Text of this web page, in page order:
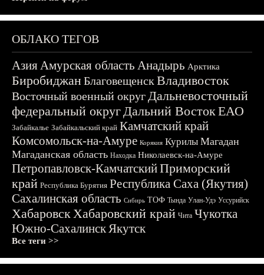
ОБЛАКО ТЕГОВ
АзияАмурская область Анадырь Арктика
БиробиджанБлаговещенскВладивосток
Восточный военный округДальневосточный
федеральный округДальний ВостокЕАО
Забайкалье Забайкальский край Камчатский край
Комсомольск-на-Амуре Корякия Курилы Магадан
Магаданская область Находка Николаевск-на-Амуре
Петропавловск-КамчатскийПриморский
край Республика Бурятия Республика Саха (Якутия)
Сахалинская область Сибирь ТОФ Тында Улан-Удэ Уссурийск
ХабаровскХабаровский край Чита Чукотка
Южно-СахалинскЯкутск
Все теги >>